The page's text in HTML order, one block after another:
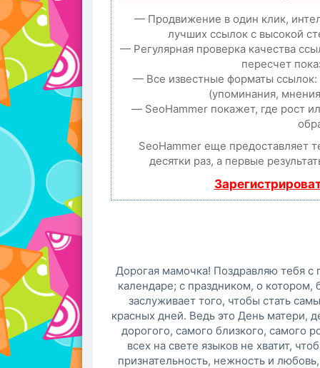
— Продвижение в один клик,
лучших ссылок с высокой
— Регулярная проверка качества
пересчет
— Все известные форматы
(упоминания,
— SeoHammer покажет, где рост
SeoHammer еще предоставляет
десятки раз, а первые
Дорогая мамочка! Поздравляю тебя
календаре; с праздником, о
заслуживает того, чтобы стать
красных дней. Ведь это День матери,
дорогого, самого близкого, самого
всех на свете языков не хватит,
признательность, нежность и